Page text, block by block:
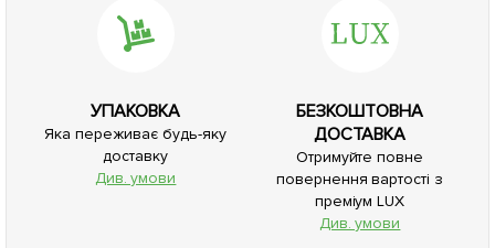
УПАКОВКА
Яка переживає будь-яку
доставку
Див. умови
БЕЗКОШТОВНА
ДОСТАВКА
Отримуйте повне
повернення вартості з
преміум LUX
Див. умови